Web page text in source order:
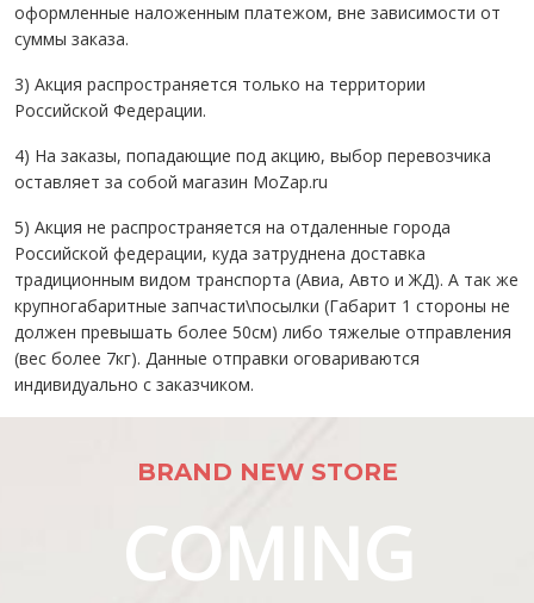
оформленные наложенным платежом, вне зависимости от
суммы заказа.
3) Акция распространяется только на территории
Российской Федерации.
4) На заказы, попадающие под акцию, выбор перевозчика
оставляет за собой магазин MoZap.ru
5) Акция не распространяется на отдаленные города
Российской федерации, куда затруднена доставка
традиционным видом транспорта (Авиа, Авто и ЖД). А так же
крупногабаритные запчасти\посылки (Габарит 1 стороны не
должен превышать более 50см) либо тяжелые отправления
(вес более 7кг). Данные отправки оговариваются
индивидуально с заказчиком.
BRAND NEW STORE
COMING